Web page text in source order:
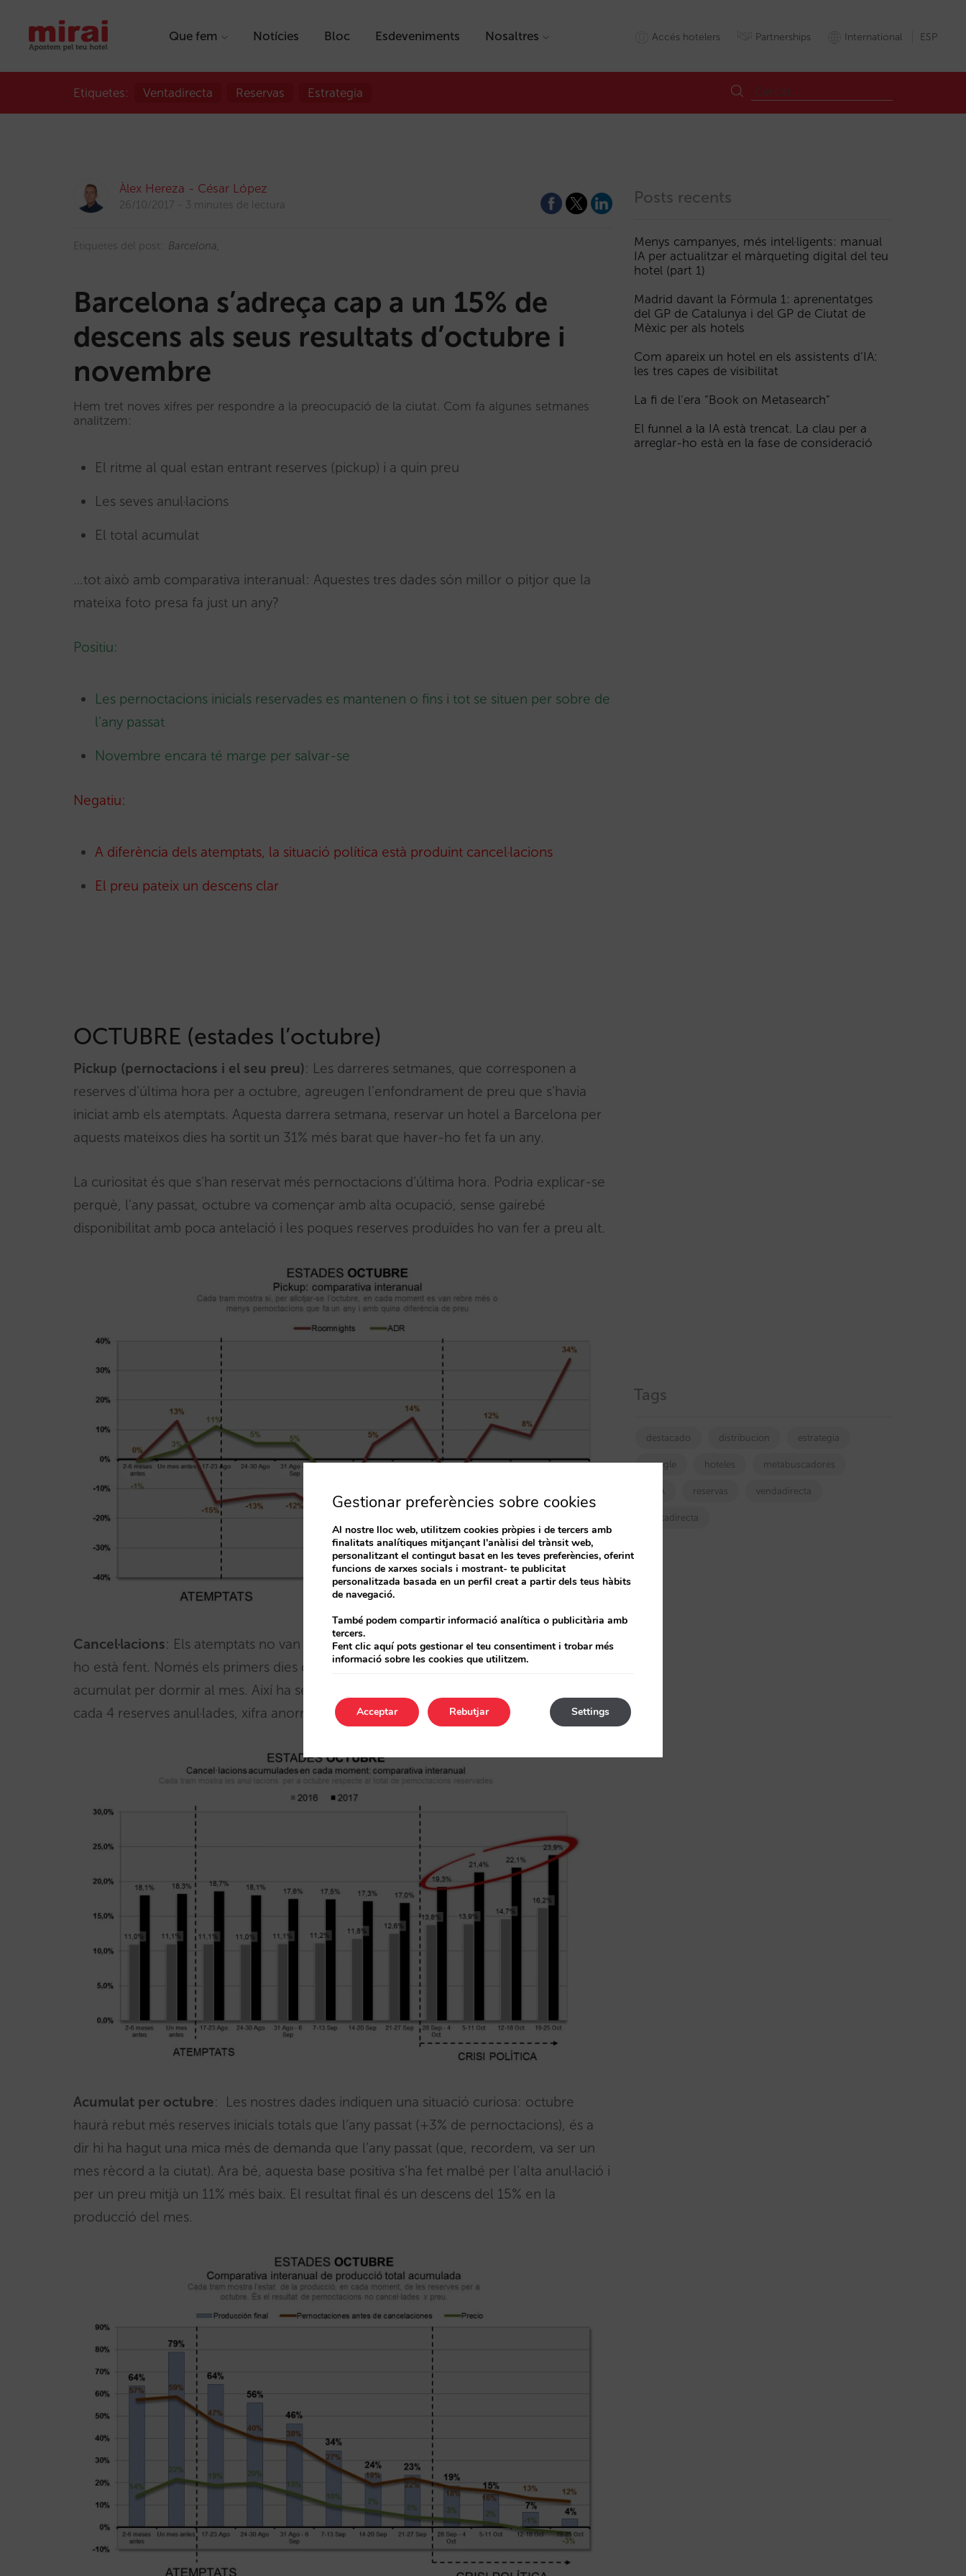
Que fem Notícies Bloc Esdeveniments Nosaltres Accés hotelers Partnerships International ESP
Etiquetes: Ventadirecta Reservas Estrategia
Àlex Hereza - César López
26/10/2017 3 minutes de lectura
Etiquetes del post: Barcelona
Barcelona s’adreça cap a un 15% de
descens als seus resultats d’octubre i
novembre
Hem tret noves xifres per respondre a la preocupació de la ciutat. Com fa algunes setmanes
analitzem:
El ritme al qual estan entrant reserves (pickup) i a quin preu
Les seves anul·lacions
El total acumulat
…tot això amb comparativa interanual: Aquestes tres dades són millor o pitjor que la
mateixa foto presa fa just un any?
Positiu:
Les pernoctacions inicials reservades es mantenen o fins i tot se situen per sobre de
l’any passat
Novembre encara té marge per salvar-se
Negatiu:
A diferència dels atemptats, la situació política està produint cancel·lacions
El preu pateix un descens clar
OCTUBRE (estades l’octubre)
Pickup (pernoctacions i el seu preu): Les darreres setmanes, que corresponen a
reserves d’última hora per a octubre, agreugen l’enfondrament de preu que s’havia
iniciat amb els atemptats. Aquesta darrera setmana, reservar un hotel a Barcelona per
aquests mateixos dies ha sortit un 31% més barat que haver-ho fet fa un any.
La curiositat és que s’han reservat més pernoctacions d’última hora. Podria explicar-se
perquè, l’any passat, octubre va començar amb alta ocupació, sense gairebé
disponibilitat amb poca antelació i les poques reserves produïdes ho van fer a preu alt.
Cancel·lacions: Els atemptats no van provocar anul·lacions: la crisi sociopolítica sí que
ho està fent. Només els primers dies d’octubre es va anul·lar el 2,3% de tot el que havia
acumulat per dormir al mes. Així ha seguit. Octubre està a punt de tancar-se amb 1 de
cada 4 reserves anul·lades, xifra anormalmentalta per a la venda directa
Acumulat per octubre: Les nostres dades indiquen una situació curiosa: octubre
haurà rebut més reserves inicials totals que l’any passat (+3% de pernoctacions), és a
dir hi ha hagut una mica més de demanda que l’any passat (que, recordem, va ser un
mes rècord a la ciutat). Ara bé, aquesta base positiva s’ha fet malbé per l’alta anul·lació i
per un preu mitjà un 11% més baix. El resultat final és un descens del 15% en la
producció del mes.
Posts recents
Menys campanyes, més intel·ligents: manual
IA per actualitzar el màrqueting digital del teu
hotel (part 1)
Madrid davant la Fórmula 1: aprenentatges
del GP de Catalunya i del GP de Ciutat de
Mèxic per als hotels
Com apareix un hotel en els assistents d’IA:
les tres capes de visibilitat
La fi de l’era “Book on Metasearch”
El funnel a la IA està trencat. La clau per a
arreglar-ho està en la fase de consideració
Tags
destacado distribucion estrategia
google hoteles metabuscadores
OTA reservas vendadirecta
ventadirecta
Gestionar preferències sobre cookies
Al nostre lloc web, utilitzem cookies pròpies i de tercers amb
finalitats analítiques mitjançant l'anàlisi del trànsit web,
personalitzant el contingut basat en les teves preferències, oferint
funcions de xarxes socials i mostrant- te publicitat
personalitzada basada en un perfil creat a partir dels teus hàbits
de navegació.
També podem compartir informació analítica o publicitària amb
tercers.
Fent clic aquí pots gestionar el teu consentiment i trobar més
informació sobre les cookies que utilitzem.
Acceptar Settings
Rebutjar